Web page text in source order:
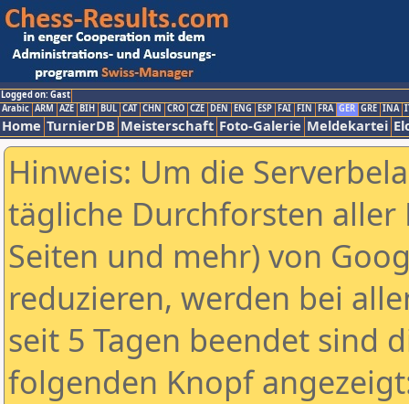
Logged on: Gast
Arabic ARM AZE BIH BUL CAT CHN CRO CZE DEN ENG ESP FAI FIN FRA GER GRE INA
Home TurnierDB Meisterschaft Foto-Galerie Meldekartei
Hinweis: Um die
tägliche Durchforsten aller
Seiten und mehr) von
reduzieren, werden bei
seit 5 Tagen beendet sind
folgenden Knopf